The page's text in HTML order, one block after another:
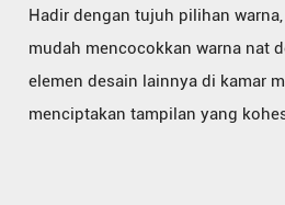
Hadir dengan tujuh pilihan
mudah mencocokkan warna nat
elemen desain lainnya di kamar
menciptakan tampilan yang